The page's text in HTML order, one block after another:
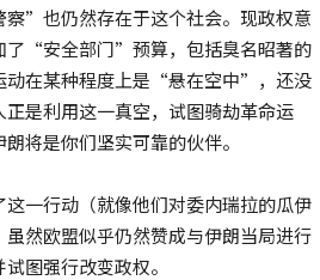
”也仍然存在于这个社会。现政权意
了“安全部门”预算，包括臭名昭著的
动在某种程度上是“悬在空中”，还没
是利用这一真空，试图骑劫革命运
将是你们坚实可靠的伙伴。
一行动（就像他们对委内瑞拉的瓜伊
然欧盟似乎仍然赞成与伊朗当局进行
图强行改变政权。